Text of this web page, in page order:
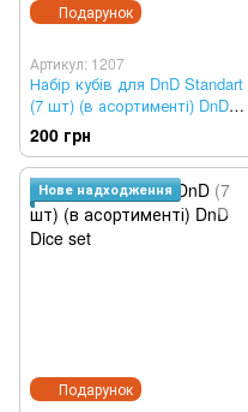
Подарунок
Артикул: 1207
Набір кубів для DnD Standart
(7 шт) (в асортименті) DnD
Dice set
200 грн
Подарунок
Нове надходження